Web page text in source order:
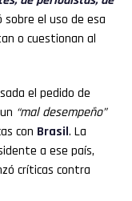
sobre el uso de esa
o cuestionan al
el pedido de
“mal desempeño”
con Brasil. La
a ese país,
críticas contra